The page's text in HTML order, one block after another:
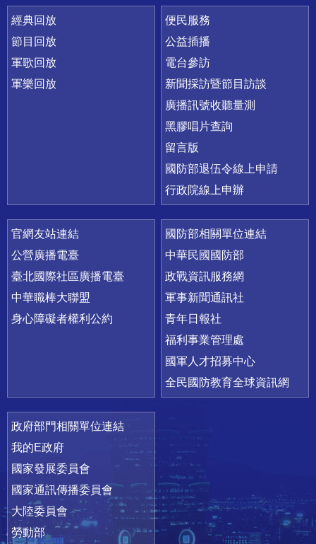
經典回放
節目回放
軍歌回放
軍樂回放
便民服務
公益插播
電台參訪
新聞採訪暨節目訪談
廣播訊號收聽量測
黑膠唱片查詢
留言版
國防部退伍令線上申請
行政院線上申辦
官網友站連結
公營廣播電臺
臺北國際社區廣播電臺
中華職棒大聯盟
身心障礙者權利公約
國防部相關單位連結
中華民國國防部
政戰資訊服務網
軍事新聞通訊社
青年日報社
福利事業管理處
國軍人才招募中心
全民國防教育全球資訊網
政府部門相關單位連結
我的E政府
國家發展委員會
國家通訊傳播委員會
大陸委員會
勞動部